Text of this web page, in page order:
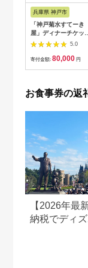
兵庫県 神戸市
「神戸菊水すてーき
屋」ディナーチケット
（2枚）
5.0
寄付金額: 80,000 円
お食事券の返
【2026年最
納税でディ